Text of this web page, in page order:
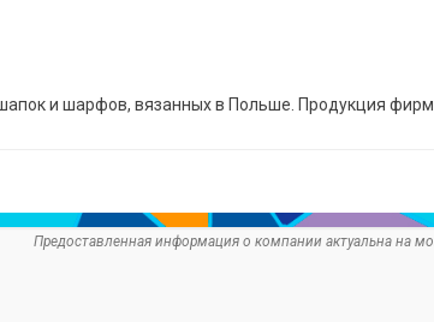
и шарфов, вязанных в Польше. Продукция
Предоставленная информация о компании актуальна на